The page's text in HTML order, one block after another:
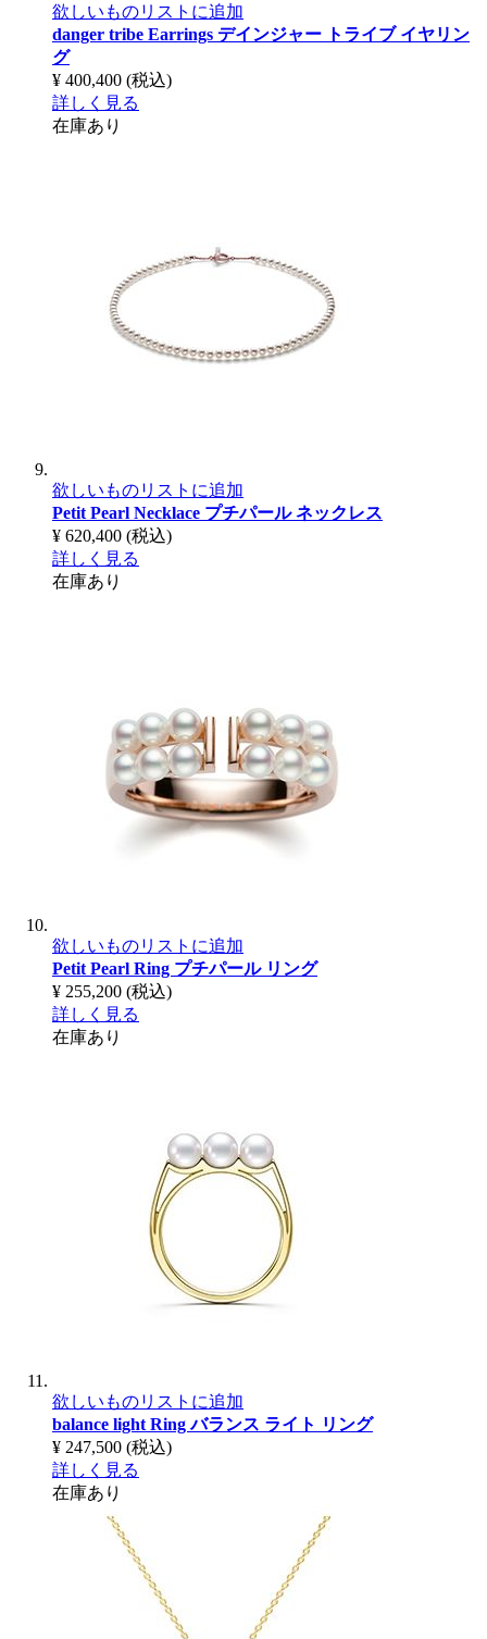
欲しいものリストに追加
danger tribe Earrings デインジャー トライブ イヤリン
グ
¥ 400,400 (税込)
詳しく見る
在庫あり
欲しいものリストに追加
Petit Pearl Necklace プチパール ネックレス
¥ 620,400 (税込)
詳しく見る
在庫あり
欲しいものリストに追加
Petit Pearl Ring プチパール リング
¥ 255,200 (税込)
詳しく見る
在庫あり
欲しいものリストに追加
balance light Ringバランス ライト リング
¥ 247,500 (税込)
詳しく見る
在庫あり